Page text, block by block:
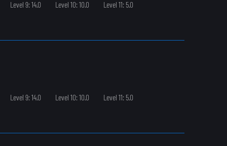
Level 9: 14.0 Level 10: 10.0
Level 11: 5.0
Level 9: 14.0 Level 10: 10.0
Level 11: 5.0